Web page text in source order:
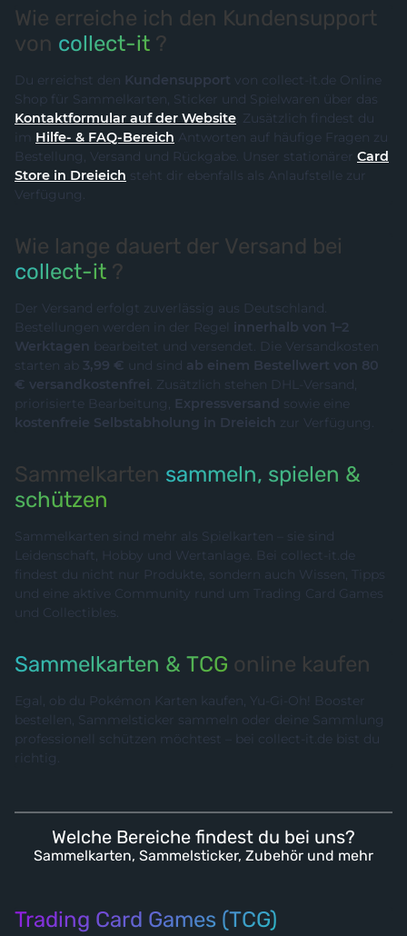
Wie erreiche ich den Kundensupport
von collect-it ?
Du erreichst den Kundensupport von collect-it.de Online
Shop für Sammelkarten, Sticker und Spielwaren über das
Kontaktformular auf der Website. Zusätzlich findest du
im Hilfe- & FAQ-Bereich Antworten auf häufige Fragen zu
Bestellung, Versand und Rückgabe. Unser stationärer Card
Store in Dreieich steht dir ebenfalls als Anlaufstelle zur
Verfügung.
Wie lange dauert der Versand bei
collect-it ?
Der Versand erfolgt zuverlässig aus Deutschland.
Bestellungen werden in der Regel innerhalb von 1–2
Werktagen bearbeitet und versendet. Die Versandkosten
starten ab 3,99 € und sind ab einem Bestellwert von 80
€ versandkostenfrei. Zusätzlich stehen DHL-Versand,
priorisierte Bearbeitung, Expressversand sowie eine
kostenfreie Selbstabholung in Dreieich zur Verfügung.
Sammelkarten sammeln, spielen &
schützen
Sammelkarten sind mehr als Spielkarten – sie sind
Leidenschaft, Hobby und Wertanlage. Bei collect-it.de
findest du nicht nur Produkte, sondern auch Wissen, Tipps
und eine aktive Community rund um Trading Card Games
und Collectibles.
Sammelkarten & TCG online kaufen
Egal, ob du Pokémon Karten kaufen, Yu-Gi-Oh! Booster
bestellen, Sammelsticker sammeln oder deine Sammlung
professionell schützen möchtest – bei collect-it.de bist du
richtig.
Welche Bereiche findest du bei uns?
Sammelkarten, Sammelsticker, Zubehör und mehr
Trading Card Games (TCG)